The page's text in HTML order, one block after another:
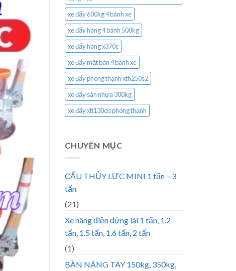
xe đẩy 600kg 4 bánh xe
xe đẩy hàng 4 bánh 500kg
xe đẩy hàng x370c
xe đẩy mặt bàn 4 bánh xe
xe đẩy phong thạnh xth250s2
xe đẩy sàn nhựa 300kg
xe đẩy xtl130ds phong thạnh
CHUYÊN MỤC
CẨU THỦY LỰC MINI 1 tấn – 3
tấn
(21)
Xe nâng điện đứng lái 1 tấn, 1.2
tấn, 1.5 tấn, 1.6 tấn, 2 tấn
(1)
BÀN NÂNG TAY 150kg, 350kg,